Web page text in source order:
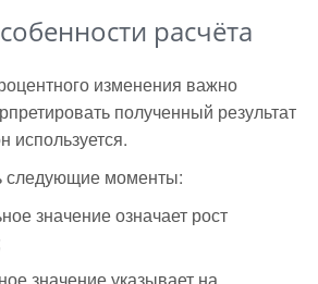
расчёта
изменения важно
полученный результат
используется.
следующие моменты:
значение означает рост